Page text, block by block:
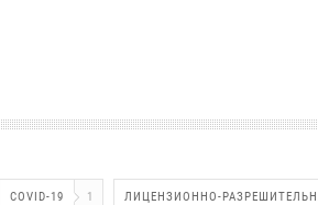
COVID-19 1 ЛИЦЕНЗИОННО-